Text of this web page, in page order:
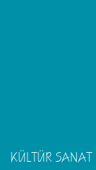
KÜLTÜR SANAT